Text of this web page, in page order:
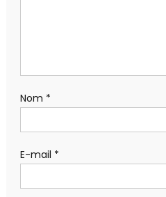
Nom *
E-mail *